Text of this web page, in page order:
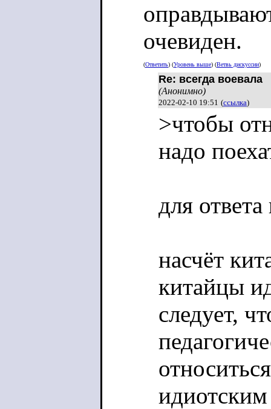
очевиден.
(Ответить) (Уровень выше) (Ветвь дискуссии)
Re: всегда воевала
(Анонимно)
2022-02-10 19:51 (ссылка)
>чтобы
надо
для
насчёт
китайцы
следует,